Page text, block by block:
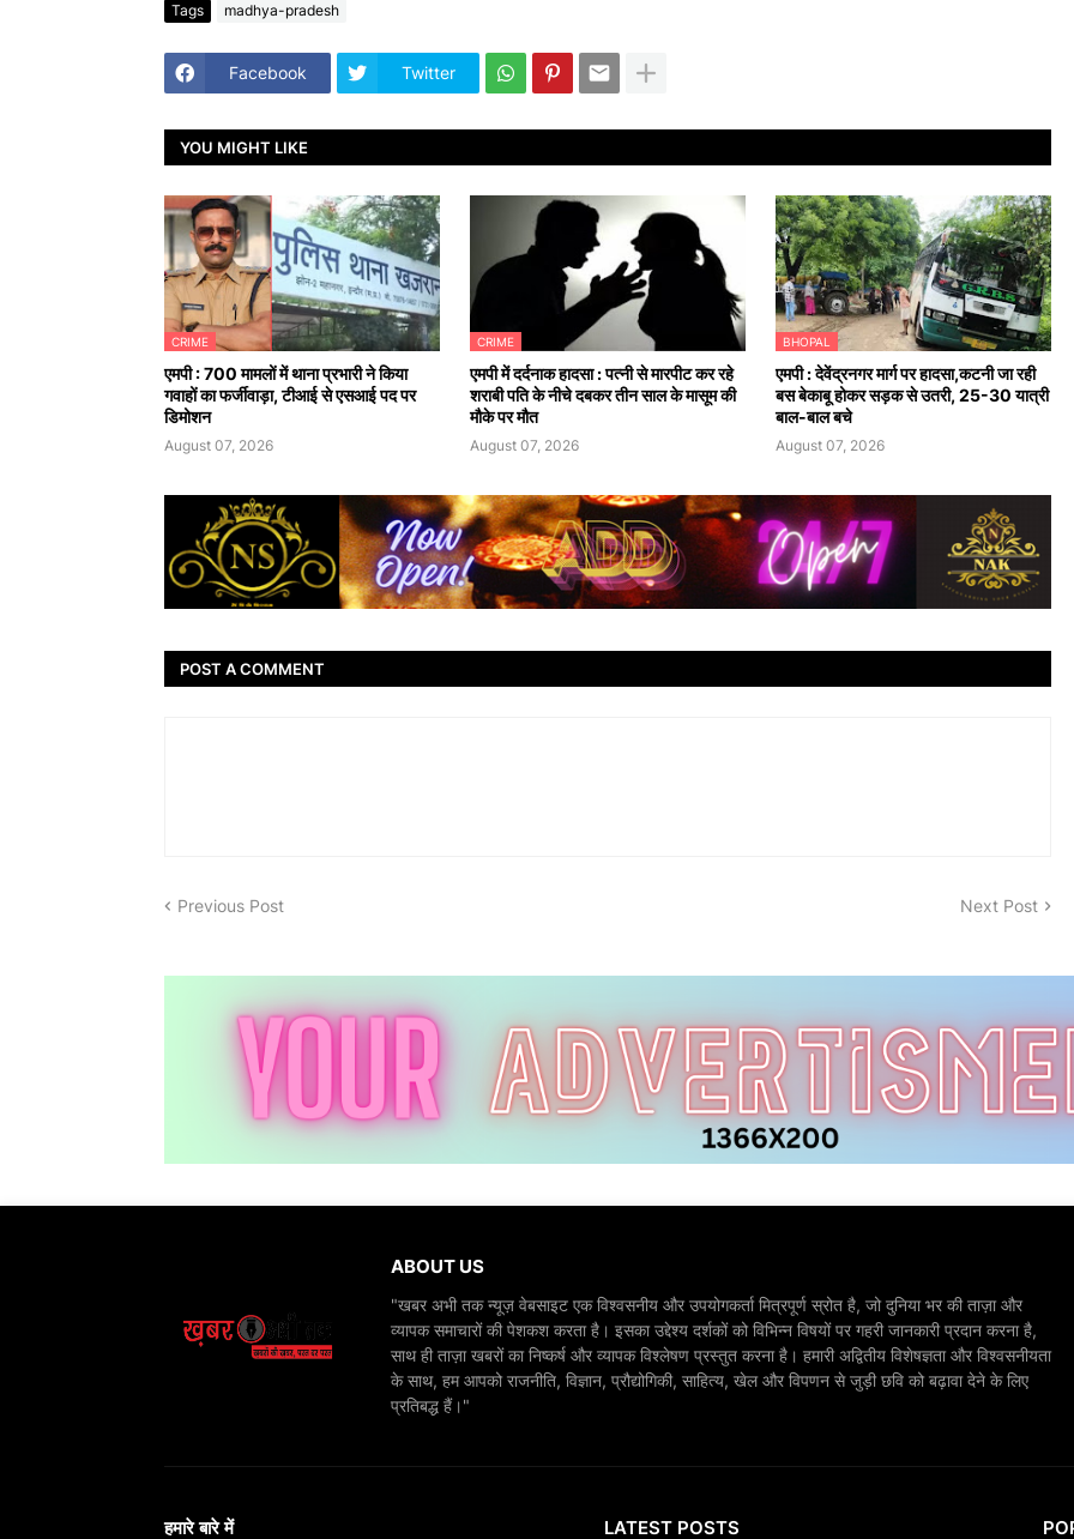
Tags madhya-pradesh
Facebook Twitter
YOU MIGHT LIKE
CRIME
एमपी : 700 मामलों में थाना प्रभारी ने किया
गवाहों का फर्जीवाड़ा, टीआई से एसआई पद पर
डिमोशन
August 07, 2026
CRIME
एमपी में दर्दनाक हादसा : पत्नी से मारपीट कर रहे
शराबी पति के नीचे दबकर तीन साल के मासूम की
मौके पर मौत
August 07, 2026
BHOPAL
एमपी : देवेंद्रनगर मार्ग पर हादसा,कटनी जा रही
बस बेकाबू होकर सड़क से उतरी, 25-30 यात्री
बाल-बाल बचे
August 07, 2026
POST A COMMENT
Previous Post Next Post
ABOUT US
"खबर अभी तक न्यूज़ वेबसाइट एक विश्वसनीय और उपयोगकर्ता मित्रपूर्ण स्रोत है, जो दुनिया भर की ताज़ा और
व्यापक समाचारों की पेशकश करता है। इसका उद्देश्य दर्शकों को विभिन्न विषयों पर गहरी जानकारी प्रदान करना है,
साथ ही ताज़ा खबरों का निष्कर्ष और व्यापक विश्लेषण प्रस्तुत करना है। हमारी अद्वितीय विशेषज्ञता और विश्वसनीयता
के साथ, हम आपको राजनीति, विज्ञान, प्रौद्योगिकी, साहित्य, खेल और विपणन से जुड़ी छवि को बढ़ावा देने के लिए
प्रतिबद्ध हैं।"
हमारे बारे में LATEST POSTS